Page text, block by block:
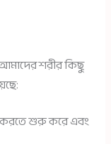
শরীর কিছু
শুরু করে এবং